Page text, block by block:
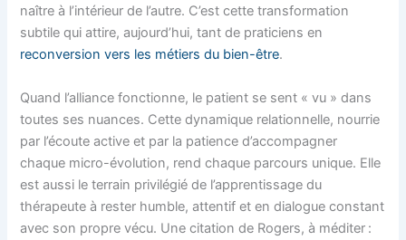
naître à l’intérieur de l’autre. C’est cette transformation
subtile qui attire, aujourd’hui, tant de praticiens en
reconversion vers les métiers du bien-être.
Quand l’alliance fonctionne, le patient se sent « vu » dans
toutes ses nuances. Cette dynamique relationnelle, nourrie
par l’écoute active et par la patience d’accompagner
chaque micro-évolution, rend chaque parcours unique. Elle
est aussi le terrain privilégié de l’apprentissage du
thérapeute à rester humble, attentif et en dialogue constant
avec son propre vécu. Une citation de Rogers, à méditer :